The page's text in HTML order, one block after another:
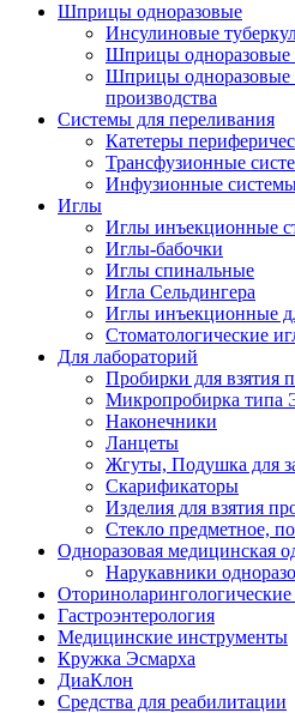
Шприцы одноразовые
Инсулиновые
Шприцы одноразовые
Шприцы одноразовые
производства
Системы для переливания
Катетеры
Трансфузионные
Инфузионные
Иглы
Иглы инъекционные
Иглы-бабочки
Иглы спинальные
Игла Сельдингера
Иглы инъекционные
Стоматологические
Для лабораторий
Пробирки для взятия
Микропробирка типа
Наконечники
Ланцеты
Жгуты, Подушка для
Скарификаторы
Изделия для взятия
Стекло предметное,
Одноразовая медицинская
Нарукавники
Гастроэнтерология
Медицинские инструменты
Кружка Эсмарха
ДиаКлон
Средства для реабилитации